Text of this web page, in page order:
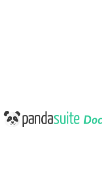
PandaSuite Docs